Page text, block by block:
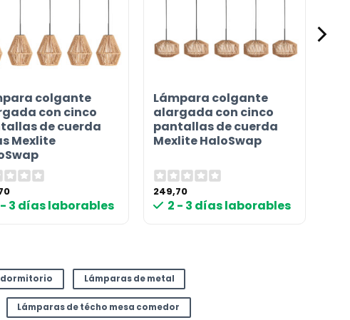
colgante
con cinco
de cuerda
Mexlite
3 días laborables
Lámpara colgante
alargada con cinco
pantallas de cuerda
Mexlite HaloSwap
249,70
2 - 3 días laborables
dormitorio Lámparas de metal
Lámparas de técho mesa comedor